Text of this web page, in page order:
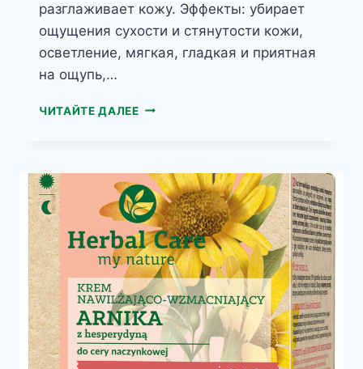
разглаживает кожу. Эффекты: убирает
ощущения сухости и стянутости кожи,
осветление, мягкая, гладкая и приятная
на ощупь,…
ЧИТАЙТЕ ДАЛЕЕHERBAL
С
ВИТАМИНОМ
С
ДЛЯ
ОЧЕНЬ
СУХОЙ
КОЖИ